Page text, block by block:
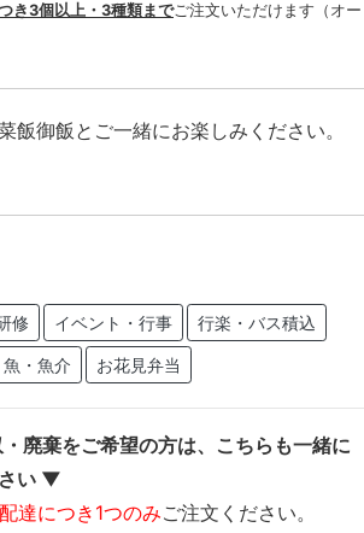
き3個以上・3種類までご注文いただけます（オー
飯御飯とご一緒にお楽しみください。
修 イベント・行事 行楽・バス積込
魚・魚介 お花見弁当
廃棄をご希望の方は、こちらも一緒に
い ▼
達につき1つのみご注文ください。